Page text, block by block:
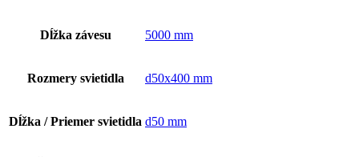
Dĺžka závesu 5000 mm
Rozmery svietidla d50x400 mm
Dĺžka / Priemer svietidla d50 mm